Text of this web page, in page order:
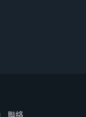
聯絡